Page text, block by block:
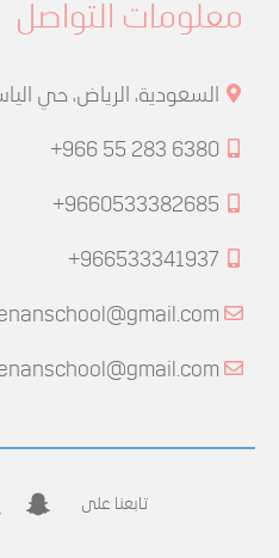
معلومات التواصل
السعودية، الرياض، حي
+966 55 283 6380
+9660533382685
+966533341937
تابعنا على